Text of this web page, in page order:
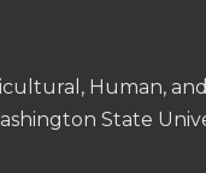
Human,
State